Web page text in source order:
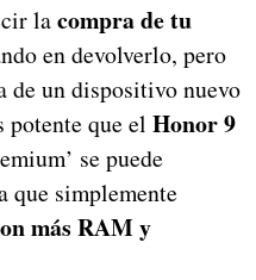
lacompra de tu
en devolverlo, pero
de un dispositivo nuevo
potente que el Honor 9
se puede
que simplemente
más RAM y